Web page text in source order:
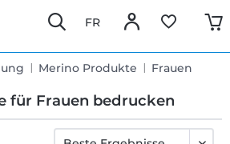
FR
Merino Produkte Frauen
für Frauen bedrucken